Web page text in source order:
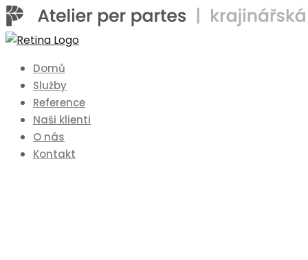
Domů
Služby
Reference
Naši klienti
O nás
Kontakt